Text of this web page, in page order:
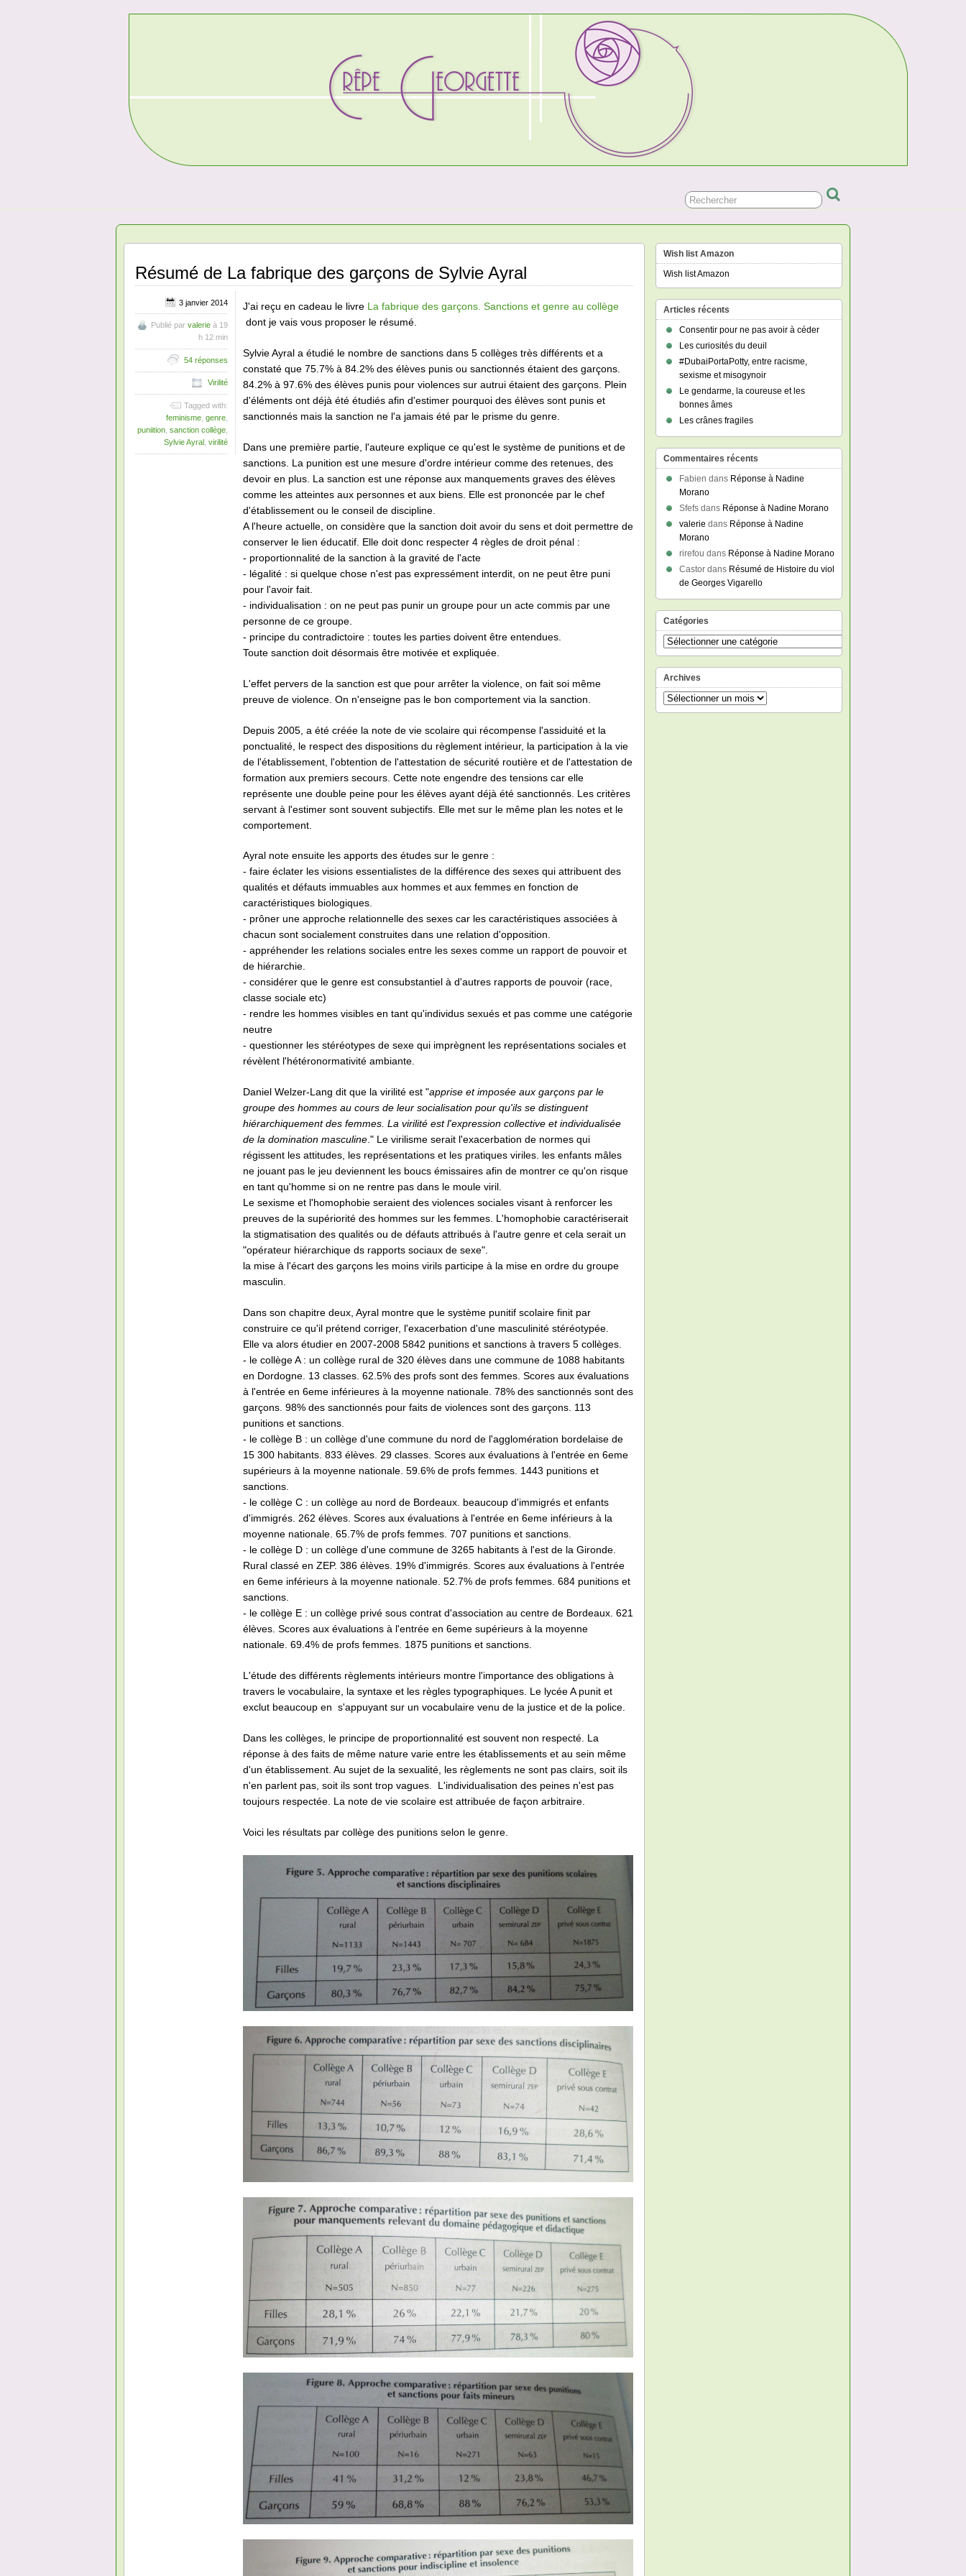
Résumé de La fabrique des garçons de Sylvie Ayral
J'ai reçu en cadeau le livre La fabrique des garçons. Sanctions et genre au collège
dont je vais vous proposer le résumé.
Sylvie Ayral a étudié le nombre de sanctions dans 5 collèges très différents et a
constaté que 75.7% à 84.2% des élèves punis ou sanctionnés étaient des garçons.
84.2% à 97.6% des élèves punis pour violences sur autrui étaient des garçons. Plein
d'éléments ont déjà été étudiés afin d'estimer pourquoi des élèves sont punis et
sanctionnés mais la sanction ne l'a jamais été par le prisme du genre.
Dans une première partie, l'auteure explique ce qu'est le système de punitions et de
sanctions. La punition est une mesure d'ordre intérieur comme des retenues, des
devoir en plus. La sanction est une réponse aux manquements graves des élèves
comme les atteintes aux personnes et aux biens. Elle est prononcée par le chef
d'établissement ou le conseil de discipline.
A l'heure actuelle, on considère que la sanction doit avoir du sens et doit permettre de
conserver le lien éducatif. Elle doit donc respecter 4 règles de droit pénal :
- proportionnalité de la sanction à la gravité de l'acte
- légalité : si quelque chose n'est pas expressément interdit, on ne peut être puni
pour l'avoir fait.
- individualisation : on ne peut pas punir un groupe pour un acte commis par une
personne de ce groupe.
- principe du contradictoire : toutes les parties doivent être entendues.
Toute sanction doit désormais être motivée et expliquée.
L'effet pervers de la sanction est que pour arrêter la violence, on fait soi même
preuve de violence. On n'enseigne pas le bon comportement via la sanction.
Depuis 2005, a été créée la note de vie scolaire qui récompense l'assiduité et la
ponctualité, le respect des dispositions du règlement intérieur, la participation à la vie
de l'établissement, l'obtention de l'attestation de sécurité routière et de l'attestation de
formation aux premiers secours. Cette note engendre des tensions car elle
représente une double peine pour les élèves ayant déjà été sanctionnés. Les critères
servant à l'estimer sont souvent subjectifs. Elle met sur le même plan les notes et le
comportement.
Ayral note ensuite les apports des études sur le genre :
- faire éclater les visions essentialistes de la différence des sexes qui attribuent des
qualités et défauts immuables aux hommes et aux femmes en fonction de
caractéristiques biologiques.
- prôner une approche relationnelle des sexes car les caractéristiques associées à
chacun sont socialement construites dans une relation d'opposition.
- appréhender les relations sociales entre les sexes comme un rapport de pouvoir et
de hiérarchie.
- considérer que le genre est consubstantiel à d'autres rapports de pouvoir (race,
classe sociale etc)
- rendre les hommes visibles en tant qu'individus sexués et pas comme une catégorie
neutre
- questionner les stéréotypes de sexe qui imprègnent les représentations sociales et
révèlent l'hétéronormativité ambiante.
Daniel Welzer-Lang dit que la virilité est "apprise et imposée aux garçons par le
groupe des hommes au cours de leur socialisation pour qu'ils se distinguent
hiérarchiquement des femmes. La virilité est l'expression collective et individualisée
de la domination masculine." Le virilisme serait l'exacerbation de normes qui
régissent les attitudes, les représentations et les pratiques viriles. les enfants mâles
ne jouant pas le jeu deviennent les boucs émissaires afin de montrer ce qu'on risque
en tant qu'homme si on ne rentre pas dans le moule viril.
Le sexisme et l'homophobie seraient des violences sociales visant à renforcer les
preuves de la supériorité des hommes sur les femmes. L'homophobie caractériserait
la stigmatisation des qualités ou de défauts attribués à l'autre genre et cela serait un
"opérateur hiérarchique ds rapports sociaux de sexe".
la mise à l'écart des garçons les moins virils participe à la mise en ordre du groupe
masculin.
Dans son chapitre deux, Ayral montre que le système punitif scolaire finit par
construire ce qu'il prétend corriger, l'exacerbation d'une masculinité stéréotypée.
Elle va alors étudier en 2007-2008 5842 punitions et sanctions à travers 5 collèges.
- le collège A : un collège rural de 320 élèves dans une commune de 1088 habitants
en Dordogne. 13 classes. 62.5% des profs sont des femmes. Scores aux évaluations
à l'entrée en 6eme inférieures à la moyenne nationale. 78% des sanctionnés sont des
garçons. 98% des sanctionnés pour faits de violences sont des garçons. 113
punitions et sanctions.
- le collège B : un collège d'une commune du nord de l'agglomération bordelaise de
15 300 habitants. 833 élèves. 29 classes. Scores aux évaluations à l'entrée en 6eme
supérieurs à la moyenne nationale. 59.6% de profs femmes. 1443 punitions et
sanctions.
- le collège C : un collège au nord de Bordeaux. beaucoup d'immigrés et enfants
d'immigrés. 262 élèves. Scores aux évaluations à l'entrée en 6eme inférieurs à la
moyenne nationale. 65.7% de profs femmes. 707 punitions et sanctions.
- le collège D : un collège d'une commune de 3265 habitants à l'est de la Gironde.
Rural classé en ZEP. 386 élèves. 19% d'immigrés. Scores aux évaluations à l'entrée
en 6eme inférieurs à la moyenne nationale. 52.7% de profs femmes. 684 punitions et
sanctions.
- le collège E : un collège privé sous contrat d'association au centre de Bordeaux. 621
élèves. Scores aux évaluations à l'entrée en 6eme supérieurs à la moyenne
nationale. 69.4% de profs femmes. 1875 punitions et sanctions.
L'étude des différents règlements intérieurs montre l'importance des obligations à
travers le vocabulaire, la syntaxe et les règles typographiques. Le lycée A punit et
exclut beaucoup en s'appuyant sur un vocabulaire venu de la justice et de la police.
Dans les collèges, le principe de proportionnalité est souvent non respecté. La
réponse à des faits de même nature varie entre les établissements et au sein même
d'un établissement. Au sujet de la sexualité, les règlements ne sont pas clairs, soit ils
n'en parlent pas, soit ils sont trop vagues. L'individualisation des peines n'est pas
toujours respectée. La note de vie scolaire est attribuée de façon arbitraire.
Voici les résultats par collège des punitions selon le genre.
3 janvier 2014
Publié par valerie à 19
h 12 min
54 réponses
Virilité
Tagged with:
feminisme genre
puniition sanction collège
Sylvie Ayral virilité
Wish list Amazon
Wish list Amazon
Articles récents
Consentir pour ne pas avoir à céder
Les curiosités du deuil
#DubaiPortaPotty, entre racisme,
sexisme et misogynoir
Le gendarme, la coureuse et les
bonnes âmes
Les crânes fragiles
Commentaires récents
Fabien dans Réponse à Nadine
Morano
Sfefs dans Réponse à Nadine Morano
valerie dans Réponse à Nadine
Morano
rirefou dans Réponse à Nadine Morano
Castor dans Résumé de Histoire du viol
de Georges Vigarello
Catégories
Catégories
Archives
Archives